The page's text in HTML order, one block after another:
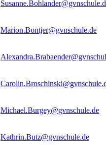
Marion.Bontjer@gvnschule.de
Michael.Burgey@gvnschule.de
Kathrin.Butz@gvnschule.de